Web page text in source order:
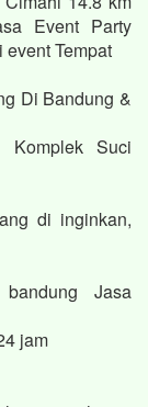
Event Party
Tempat
Di Bandung &
Komplek Suci
di inginkan,
Jasa
jam